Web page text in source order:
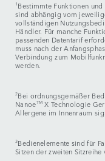
1 Bestimmte Funktionen
sind abhängig vom
vollständigen
Händler. Für manche
passenden Datentarif
muss nach der
Verbindung zum
werden.
2Bei ordnungsgemäßer
NanoeTM X Technologie
Allergene im Innenraum
3Bedienelemente sind für
Sitzen der zweiten Sitzreihe